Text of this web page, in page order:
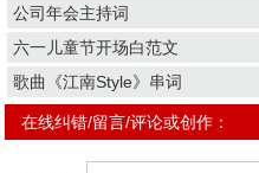
公司年会主持词
六一儿童节开场白范文
歌曲《江南Style》串词
在线纠错/留言/评论或创作：